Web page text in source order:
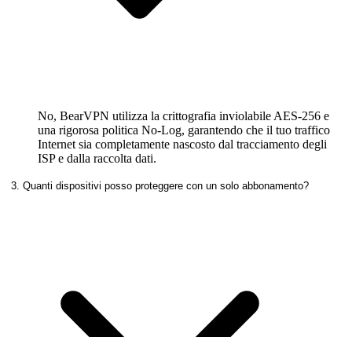
No, BearVPN utilizza la crittografia inviolabile AES-256 e
una rigorosa politica No-Log, garantendo che il tuo traffico
Internet sia completamente nascosto dal tracciamento degli
ISP e dalla raccolta dati.
3. Quanti dispositivi posso proteggere con un solo abbonamento?